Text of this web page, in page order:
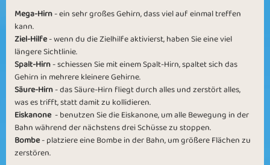
Zombie Attack Brain in August
Brain Damage
Mega-Hirn- ein sehr großes Gehirn, dass viel auf einmal treffen
kann.
Ziel-Hilfe- wenn du die Zielhilfe aktivierst, haben Sie eine viel
längere Sichtlinie.
Spalt-Hirn- schiessen Sie mit einem Spalt-Hirn, spaltet sich das
Gehirn in mehrere kleinere Gehirne.
Säure-Hirn- das Säure-Hirn fliegt durch alles und zerstört alles,
was es trifft, statt damit zu kollidieren.
Eiskanone - benutzen Sie die Eiskanone, um alle Bewegung in der
Bahn während der nächstens drei Schüsse zu stoppen.
Bombe- platziere eine Bombe in der Bahn, um größere Flächen zu
zerstören.